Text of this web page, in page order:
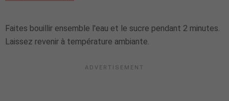
Faites bouillir ensemble l'eau et le sucre pendant 2 minutes.
Laissez revenir à température ambiante.